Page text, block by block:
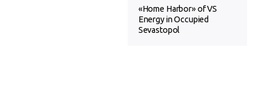
«Home Harbor» of VS
Energy in Occupied
Sevastopol